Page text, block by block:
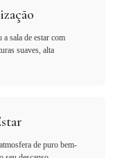
sala de estar com
suaves, alta
de puro bem-